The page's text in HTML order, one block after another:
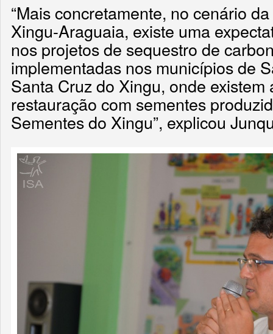
“Mais concretamente, no cenário
Xingu-Araguaia, existe uma
nos projetos de sequestro de
implementadas nos municípios de
Santa Cruz do Xingu, onde
restauração com sementes
Sementes do Xingu”, explicou